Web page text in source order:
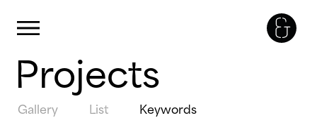
Skip
to
content
Projects
Gallery List Keywords